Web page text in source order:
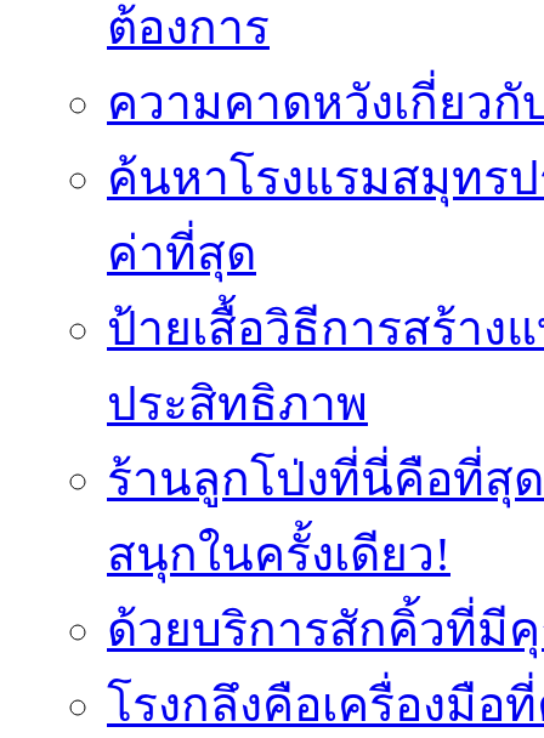
ต้องการ
ความคาดหวังเกี่ยวกั
ค้นหาโรงแรมสมุทร
ค่าที่สุด
ป้ายเสื้อวิธีการสร้า
ประสิทธิภาพ
ร้านลูกโป่งที่นี่คือที่สุ
สนุกในครั้งเดียว!
ด้วยบริการสักคิ้วที่มี
โรงกลึงคือเครื่องมื